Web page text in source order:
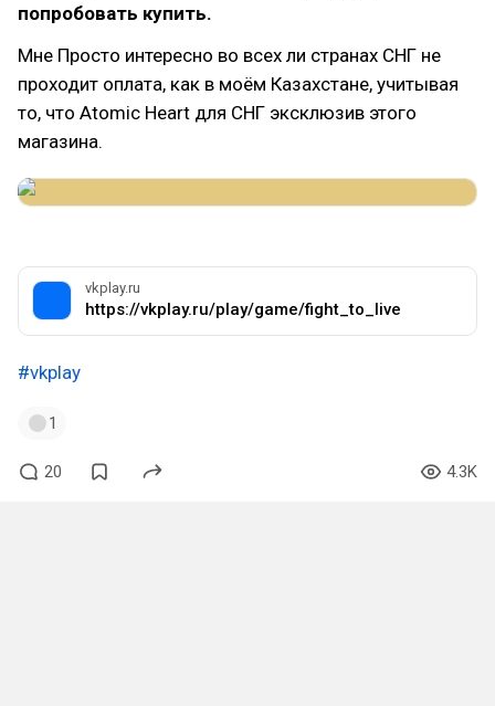
попробовать купить.
Мне Просто интересно во всех ли странах СНГ не
проходит оплата, как в моём Казахстане, учитывая
то, что Atomic Heart для СНГ эксклюзив этого
магазина.
vkplay.ru
https://vkplay.ru/play/game/fight_to_live
#vkplay
1
20 4.3K